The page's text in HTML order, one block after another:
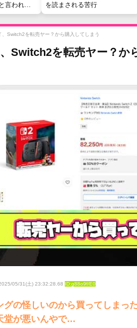
言われて
を読まされる苦行
、Switch2を転売ヤー？から購入してしまう
、Switch2を転売ヤー？か
05/31(土) 23:32:28.68 ID:g88o9f/E0
グの怪しいのから買ってしまっ
堂が悪いんやで…